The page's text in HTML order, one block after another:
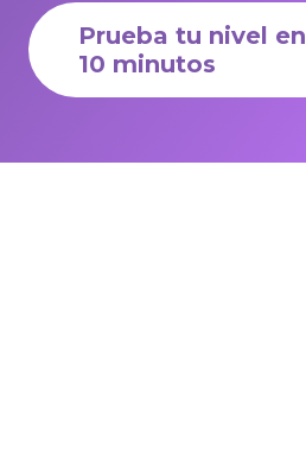
Prueba tu nivel en
10 minutos